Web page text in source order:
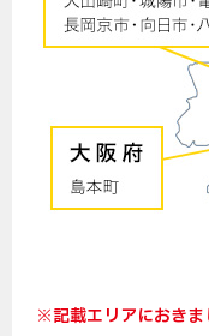
※記載エリアにおきま